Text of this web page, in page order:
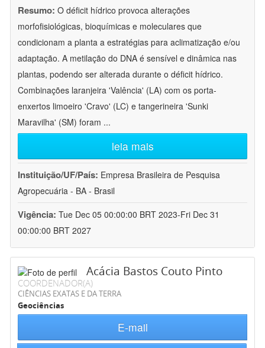
Resumo: O déficit hídrico provoca alterações
morfofisiológicas, bioquímicas e moleculares que
condicionam a planta a estratégias para aclimatização e/ou
adaptação. A metilação do DNA é sensível e dinâmica nas
plantas, podendo ser alterada durante o déficit hídrico.
Combinações laranjeira 'Valência' (LA) com os porta-
enxertos limoeiro 'Cravo' (LC) e tangerineira 'Sunki
Maravilha' (SM) foram ...
leia mais
Instituição/UF/País: Empresa Brasileira de Pesquisa
Agropecuária - BA - Brasil
Vigência: Tue Dec 05 00:00:00 BRT 2023-Fri Dec 31
00:00:00 BRT 2027
Acácia Bastos Couto Pinto
COORDENADOR(A)
CIÊNCIAS EXATAS E DA TERRA
Geociências
E-mail